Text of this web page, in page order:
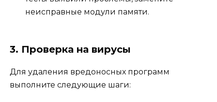
неисправные модули памяти.
3. Проверка на вирусы
Для удаления вредоносных программ
выполните следующие шаги: